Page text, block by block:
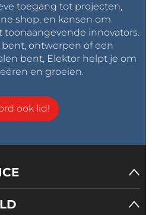
toegang tot projecten,
shop, en kansen om
innovators.
ontwerpen of een
bent, Elektor helpt je om
en groeien.
ook lid!